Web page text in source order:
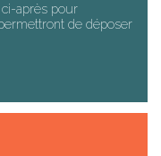
après pour
de déposer